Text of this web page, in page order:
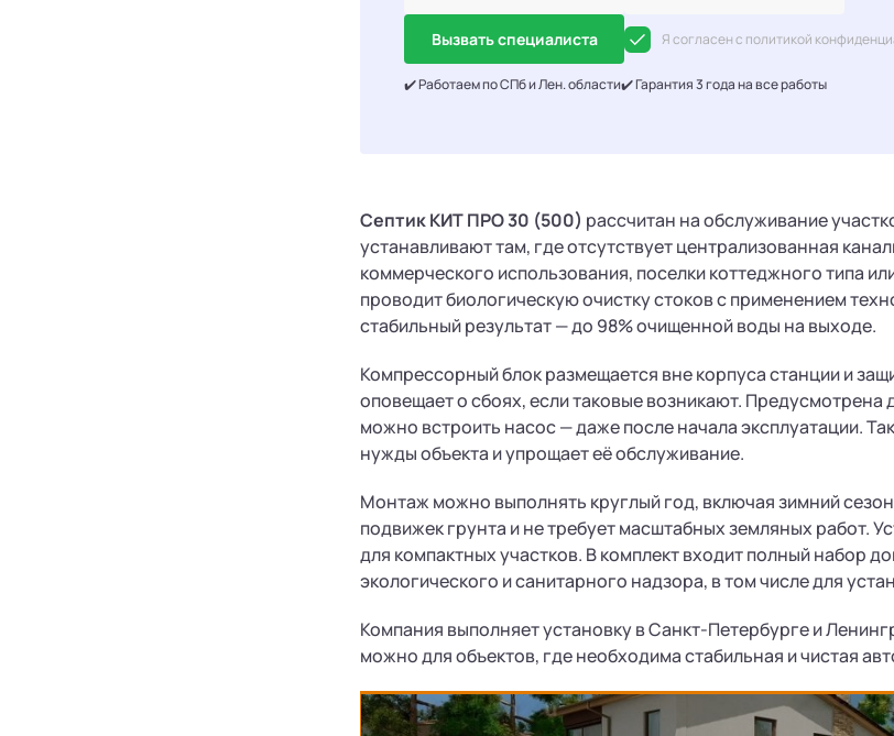
Вызвать специалиста Я согласен с политикой
✔️ Работаем по СПб и Лен. области✔️ Гарантия 3 года на все работы
Септик КИТ ПРО 30 (500) рассчитан на обслуживание
устанавливают там, где отсутствует централизованная
коммерческого использования, поселки коттеджного типа
проводит биологическую очистку стоков с применением
стабильный результат — до 98% очищенной воды на выходе.
Компрессорный блок размещается вне корпуса станции и
оповещает о сбоях, если таковые возникают.
можно встроить насос — даже после начала эксплуатации.
нужды объекта и упрощает её обслуживание.
Монтаж можно выполнять круглый год, включая зимний
подвижек грунта и не требует масштабных земляных работ.
для компактных участков. В комплект входит полный набор
экологического и санитарного надзора, в том числе для
Компания выполняет установку в Санкт-Петербурге и
можно для объектов, где необходима стабильная и чистая